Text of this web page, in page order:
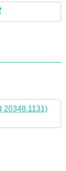
20348.1131)